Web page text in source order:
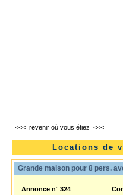
<<< revenir où vous étiez <<<
Locations de
Grande maison pour 8 pers.
Annonce n° 324